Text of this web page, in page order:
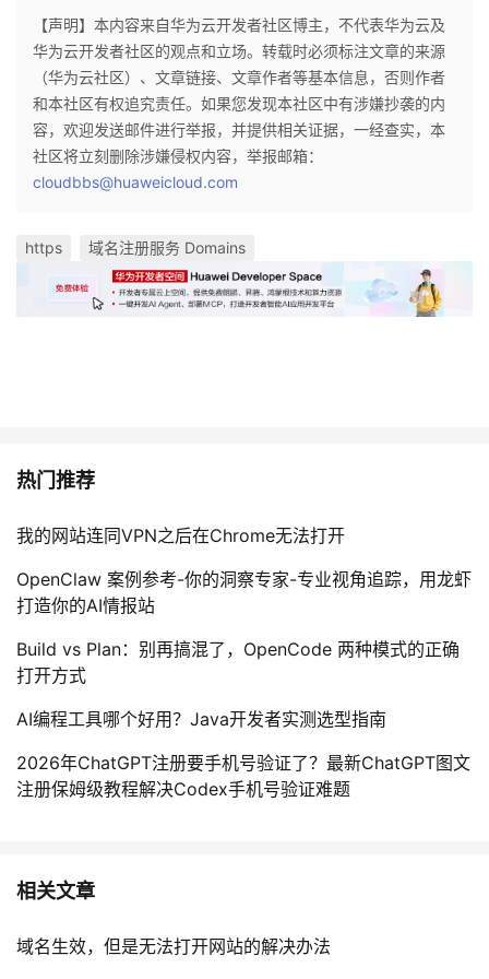
【声明】本内容来自华为云开发者社区博主，不代表华为云及
华为云开发者社区的观点和立场。转载时必须标注文章的来源
（华为云社区）、文章链接、文章作者等基本信息，否则作者
和本社区有权追究责任。如果您发现本社区中有涉嫌抄袭的内
容，欢迎发送邮件进行举报，并提供相关证据，一经查实，本
社区将立刻删除涉嫌侵权内容，举报邮箱：
cloudbbs@huaweicloud.com
https 域名注册服务 Domains
热门推荐
我的网站连同VPN之后在Chrome无法打开
OpenClaw 案例参考-你的洞察专家-专业视角追踪，用龙虾
打造你的AI情报站
Build vs Plan：别再搞混了，OpenCode 两种模式的正确
打开方式
AI编程工具哪个好用？Java开发者实测选型指南
2026年ChatGPT注册要手机号验证了？最新ChatGPT图文
注册保姆级教程解决Codex手机号验证难题
相关文章
域名生效，但是无法打开网站的解决办法